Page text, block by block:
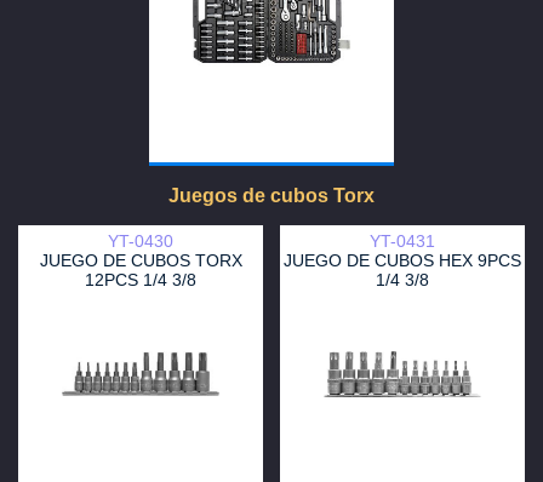
Juegos de cubos Torx
YT-0430
JUEGO DE CUBOS TORX
12PCS 1/4 3/8
YT-0431
JUEGO DE CUBOS HEX 9PCS
1/4 3/8